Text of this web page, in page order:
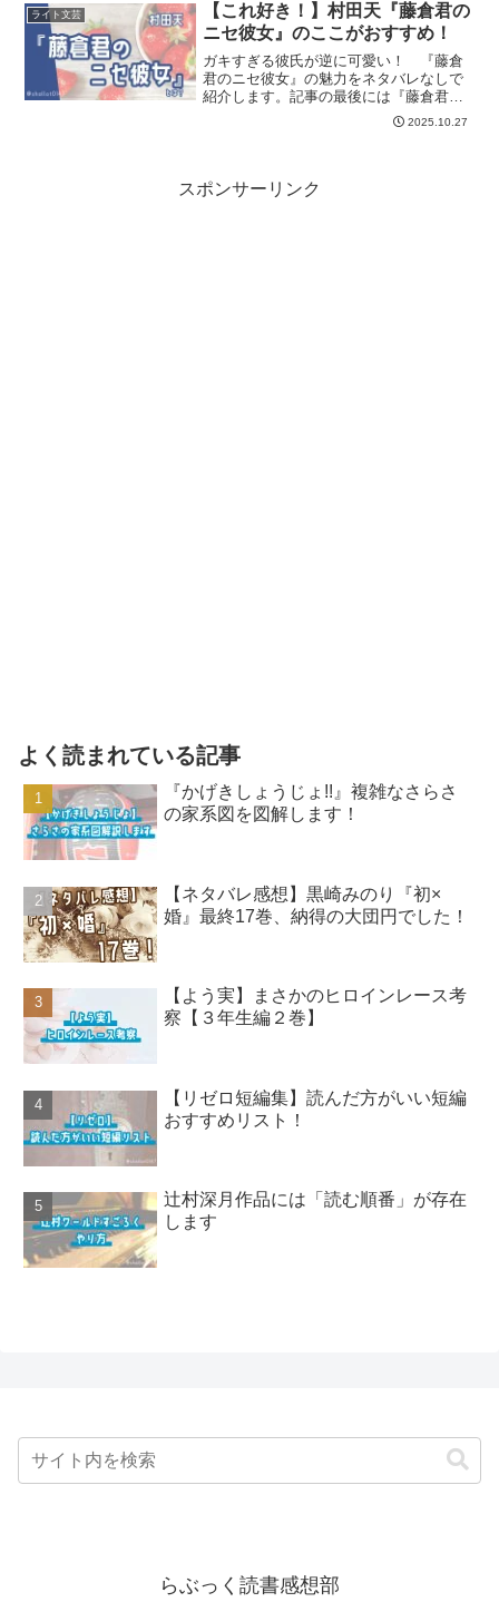
ライト文芸
【これ好き！】村田天『藤倉君の
ニセ彼女』のここがおすすめ！
ガキすぎる彼氏が逆に可愛い！ 『藤倉
君のニセ彼女』の魅力をネタバレなしで
紹介します。記事の最後には『藤倉君の
ニセ彼女』が気に入った方におすすめの
2025.10.27
スポンサーリンク
よく読まれている記事
『かげきしょうじょ!!』複雑なさらさ
の家系図を図解します！
【ネタバレ感想】黒崎みのり『初×
婚』最終17巻、納得の大団円でした！
【よう実】まさかのヒロインレース考
察【３年生編２巻】
【リゼロ短編集】読んだ方がいい短編
おすすめリスト！
辻村深月作品には「読む順番」が存在
します
らぶっく読書感想部